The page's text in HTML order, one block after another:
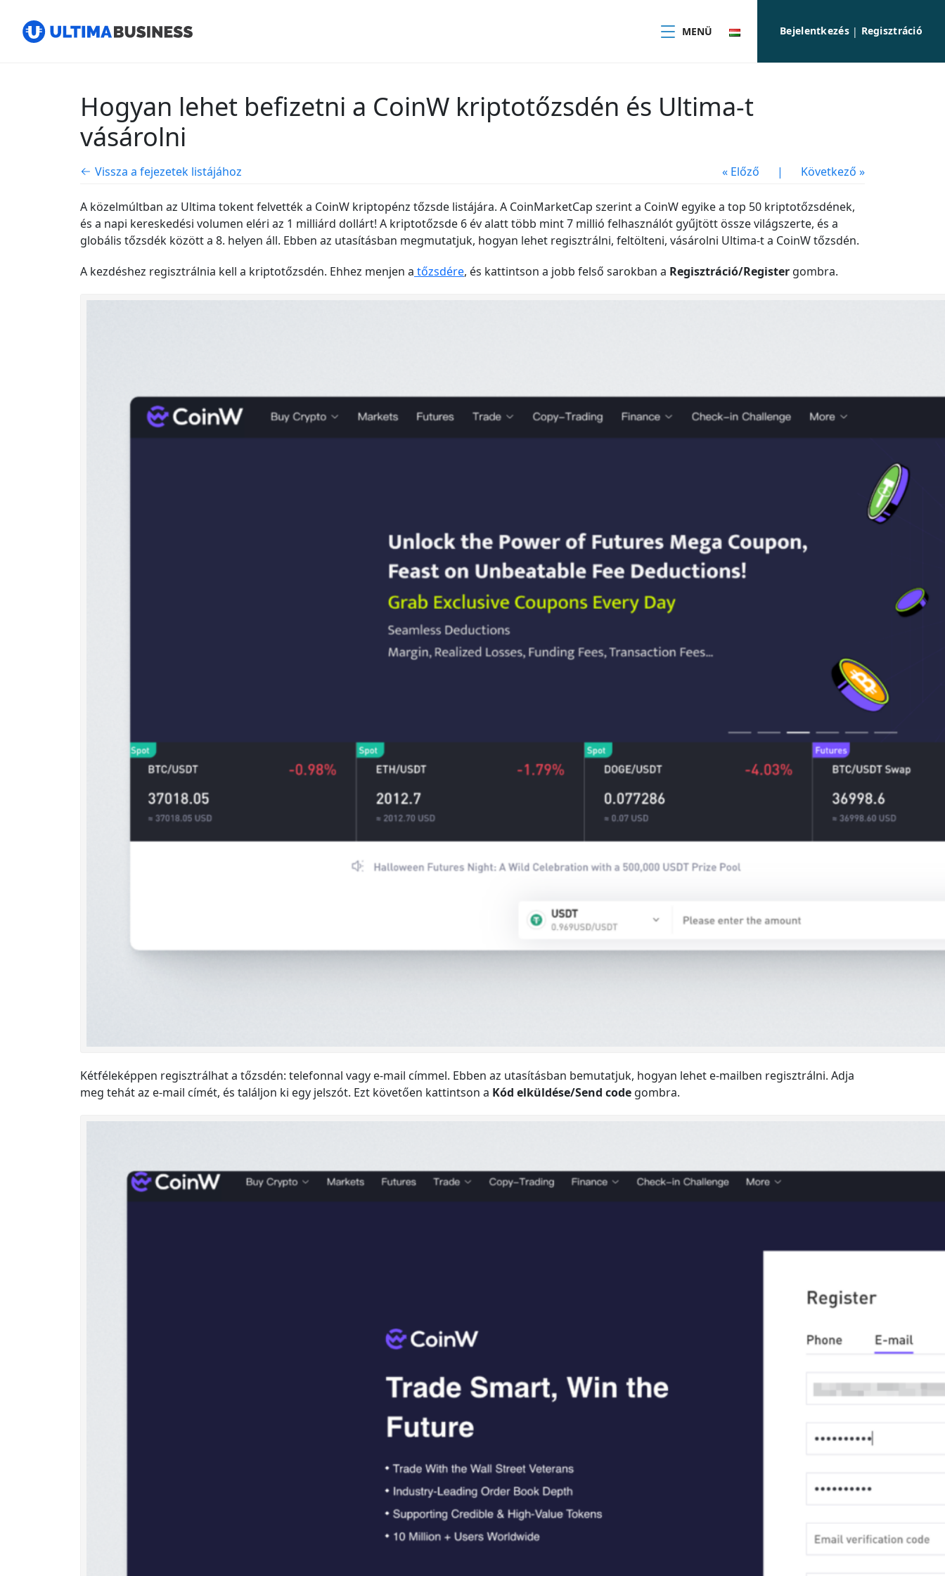
MENÜ Bejelentkezés| Regisztráció
Hogyan lehet befizetni a CoinW kriptotőzsdén és Ultima-t
vásárolni
Vissza a fejezetek listájához « Előző | Következő »
A közelmúltban az Ultima tokent felvették a CoinW kriptopénz tőzsde listájára. A CoinMarketCap szerint a CoinW egyike a top 50 kriptotőzsdének,
és a napi kereskedési volumen eléri az 1 milliárd dollárt! A kriptotőzsde 6 év alatt több mint 7 millió felhasználót gyűjtött össze világszerte, és a
globális tőzsdék között a 8. helyen áll. Ebben az utasításban megmutatjuk, hogyan lehet regisztrálni, feltölteni, vásárolni Ultima-t a CoinW tőzsdén.
A kezdéshez regisztrálnia kell a kriptotőzsdén. Ehhez menjen a tőzsdére, és kattintson a jobb felső sarokban a Regisztráció/Register gombra.
Kétféleképpen regisztrálhat a tőzsdén: telefonnal vagy e-mail címmel. Ebben az utasításban bemutatjuk, hogyan lehet e-mailben regisztrálni. Adja
meg tehát az e-mail címét, és találjon ki egy jelszót. Ezt követően kattintson a Kód elküldése/Send code gombra.